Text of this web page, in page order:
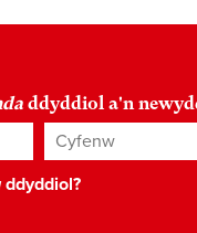
ddyddiol a'n
Cyfenw
ddyddiol?